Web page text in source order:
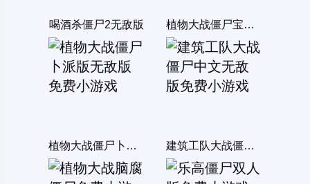
喝酒杀僵尸2无敌版 植物大战僵尸宝可梦
植物大战僵尸卜派版无敌版 建筑工队大战僵尸中文无敌版